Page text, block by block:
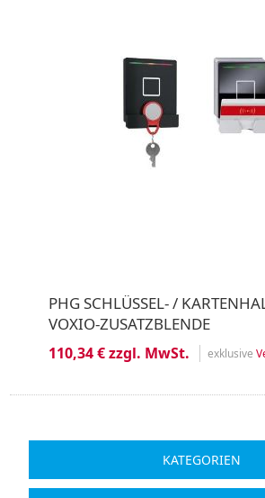
PHG SCHLÜSSEL- /
VOXIO-ZUSATZBLENDE
110,34 € zzgl. MwSt. exklusive
KATEGORIEN